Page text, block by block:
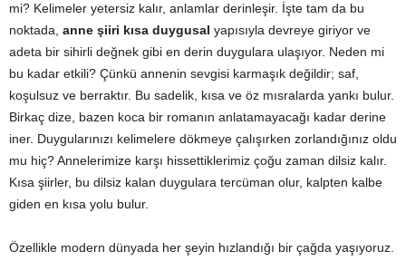
mi? Kelimeler yetersiz kalır, anlamlar derinleşir. İşte tam da bu
noktada, anne şiiri kısa duygusal yapısıyla devreye giriyor ve
adeta bir sihirli değnek gibi en derin duygulara ulaşıyor. Neden mi
bu kadar etkili? Çünkü annenin sevgisi karmaşık değildir; saf,
koşulsuz ve berraktır. Bu sadelik, kısa ve öz mısralarda yankı bulur.
Birkaç dize, bazen koca bir romanın anlatamayacağı kadar derine
iner. Duygularınızı kelimelere dökmeye çalışırken zorlandığınız oldu
mu hiç? Annelerimize karşı hissettiklerimiz çoğu zaman dilsiz kalır.
Kısa şiirler, bu dilsiz kalan duygulara tercüman olur, kalpten kalbe
giden en kısa yolu bulur.
Özellikle modern dünyada her şeyin hızlandığı bir çağda yaşıyoruz.